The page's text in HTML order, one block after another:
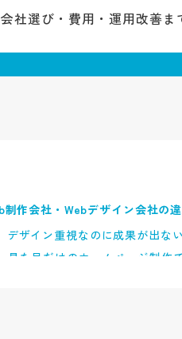
社選び・費用・運用改善
制作会社・Webデザイン会社の
デザイン重視なのに成果が出な
見た目だけのホームページ制作